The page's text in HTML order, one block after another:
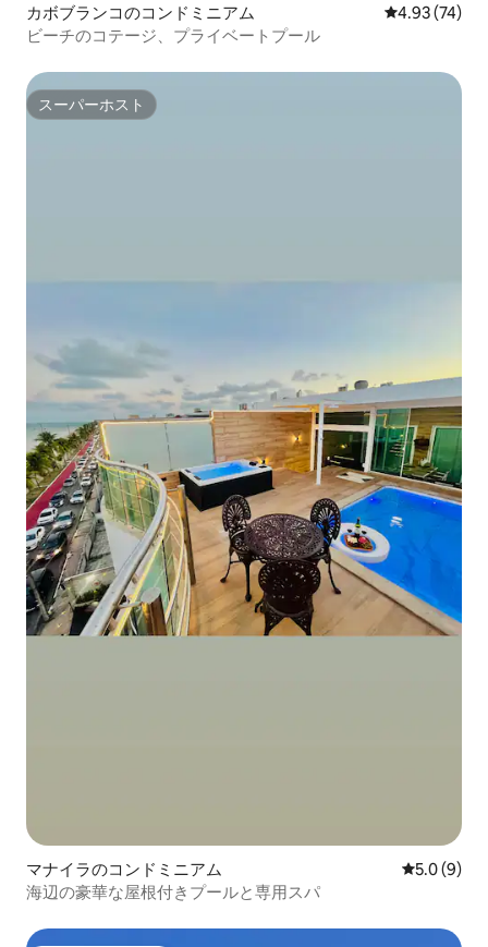
カボブランコのコンドミニアム レビュー74
4.93 (74)
ビーチのコテージ、プライベートプール
スーパーホスト
スーパーホスト
マナイラのコンドミニアム レビュー9
5.0 (9)
海辺の豪華な屋根付きプールと専用スパ